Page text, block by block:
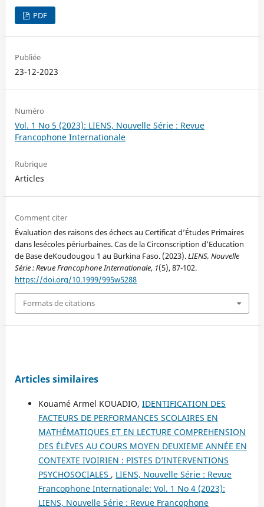
PDF
Publiée
23-12-2023
Numéro
Vol. 1 No 5 (2023): LIENS, Nouvelle Série : Revue
Francophone Internationale
Rubrique
Articles
Comment citer
Évaluation des raisons des échecs au Certificat d’Études Primaires
dans lesécoles périurbaines. Cas de la Circonscription d’Education
de Base deKoudougou 1 au Burkina Faso. (2023).LIENS, Nouvelle
Série : Revue Francophone Internationale, 1(5), 87-102.
https://doi.org/10.1999/995w5288
Formats de citations
Articles similaires
Kouamé Armel KOUADIO, IDENTIFICATION DES
FACTEURS DE PERFORMANCES SCOLAIRES EN
MATHÉMATIQUES ET EN LECTURE COMPREHENSION
DES ÉLÈVES AU COURS MOYEN DEUXIEME ANNÉE EN
CONTEXTE IVOIRIEN : PISTES D’INTERVENTIONS
PSYCHOSOCIALES , LIENS, Nouvelle Série : Revue
Francophone Internationale: Vol. 1 No 4 (2023):
LIENS, Nouvelle Série : Revue Francophone